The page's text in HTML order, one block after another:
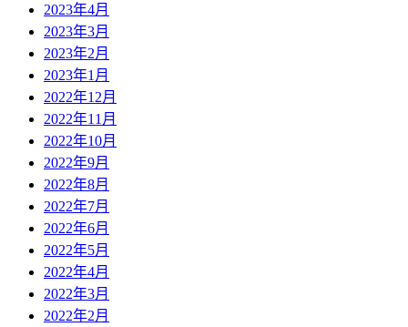
2023年4月
2023年3月
2023年2月
2023年1月
2022年12月
2022年11月
2022年10月
2022年9月
2022年8月
2022年7月
2022年6月
2022年5月
2022年4月
2022年3月
2022年2月